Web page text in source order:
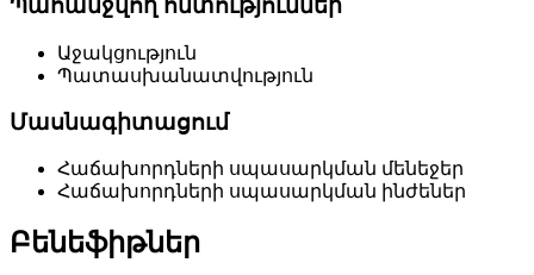
Պահանջվող հմտություններ
Աջակցություն
Պատասխանատվություն
Մասնագիտացում
Հաճախորդների սպասարկման մենեջեր
Հաճախորդների սպասարկման ինժեներ
Բենեֆիթներ